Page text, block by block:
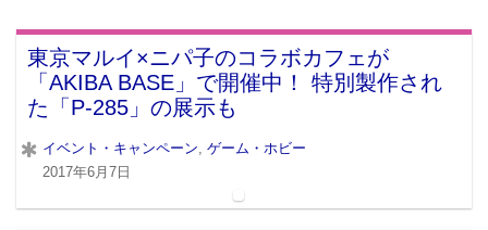
東京マルイ×ニパ子のコラボカフェが
「AKIBA BASE」で開催中！ 特別製作され
た「P-285」の展示も
イベント・キャンペーン ゲーム・ホビー
2017年6月7日